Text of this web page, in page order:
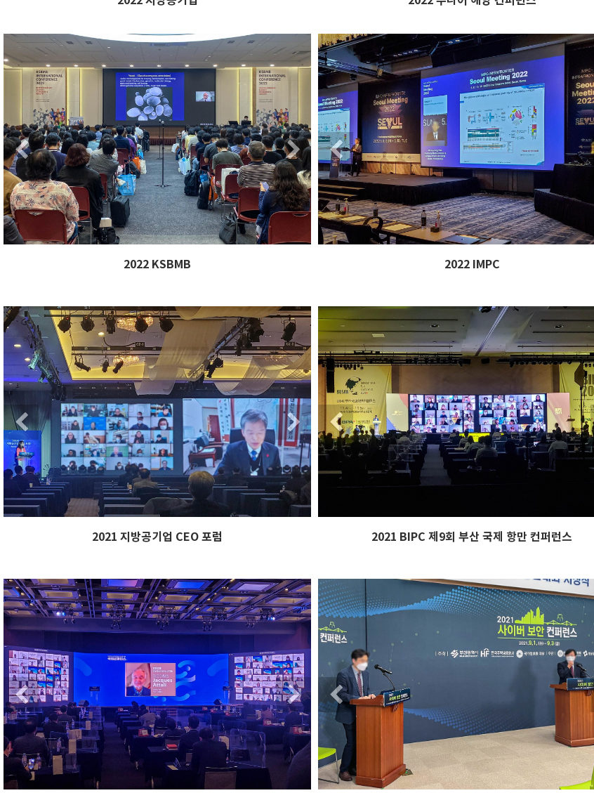
Previous Next
Previous Next
2022 KSBMB
Previous
Previous
2022 IMPC
Previous Next
Previous Next
2021 지방공기업 CEO 포럼
Previous
Previous
2021 BIPC 제9회 부산 국제 항만 컨퍼런스
Previous Next
Previous Next
Previous
Previous